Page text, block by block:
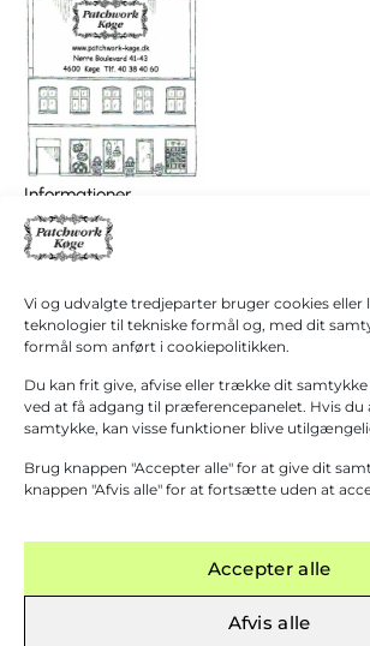
Vi og udvalgte tredjeparter bruger cookies eller
teknologier til tekniske formål og, med dit
formål som anført i cookiepolitikken.
Du kan frit give, afvise eller trække dit
ved at få adgang til præferencepanelet. Hvis du
samtykke, kan visse funktioner blive
Brug knappen "Accepter alle" for at give dit
knappen "Afvis alle" for at fortsætte uden at
Accepter alle
Afvis alle
I
alt
0,00kr.
Køb for
1.000,00kr.
fragt!
Gå til
Informationer
Patchwork Køge/ Patchwork Butikken
+45 40 38 40 60
Kontakt os
Butikken
Mandag - tirsdag: 10:00 - 16.30
Torsdag - fredag: 10:00 - 16.30
Lørdag: 10:00 - 13:00 Første lørdag i
(1. September – 31. Marts)
Grupper modtages gerne efter aftale.
FYSISK BUTIK I KØGE─KURSER